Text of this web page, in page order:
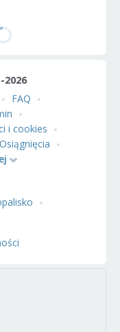
2026
FAQ
i cookies
Osiągnięcia